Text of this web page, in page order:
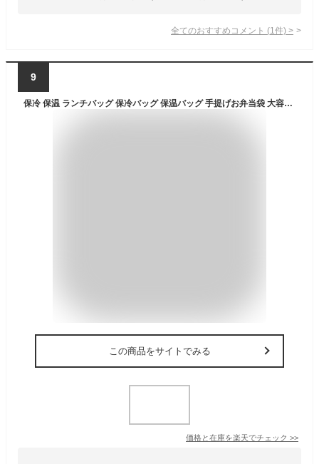
全てのおすすめコメント (1 件) >
9
保冷 保温 ランチバッグ 保冷バッグ 保温バッグ 手提げお弁当袋 大容量 クーラーバッグ お弁当 アルミ 加工 ユニセックス 男女兼用 子供にも 軽量 防水 洗える通勤 通学 収納便利 ファスナー シンプル
この商品をサイトでみる
価格と在庫を楽天でチェック >>